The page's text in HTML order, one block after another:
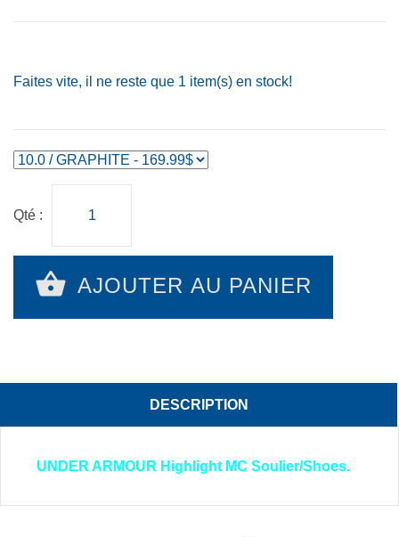
Faites vite, il ne reste que 1 item(s) en stock!
Qté :
AJOUTER AU PANIER
DESCRIPTION
UNDER ARMOUR Highlight MC Soulier/Shoes.